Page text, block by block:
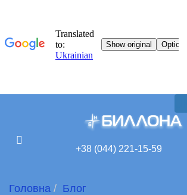
+38 (044) 221-15-59
Головна
Блог